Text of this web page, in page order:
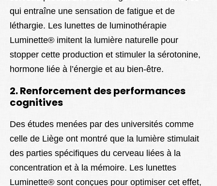
qui entraîne une sensation de fatigue et de
léthargie. Les lunettes de luminothérapie
Luminette® imitent la lumière naturelle pour
stopper cette production et stimuler la sérotonine,
hormone liée à l’énergie et au bien-être.
2. Renforcement des performances
cognitives
Des études menées par des universités comme
celle de Liège ont montré que la lumière stimulait
des parties spécifiques du cerveau liées à la
concentration et à la mémoire. Les lunettes
Luminette® sont conçues pour optimiser cet effet,